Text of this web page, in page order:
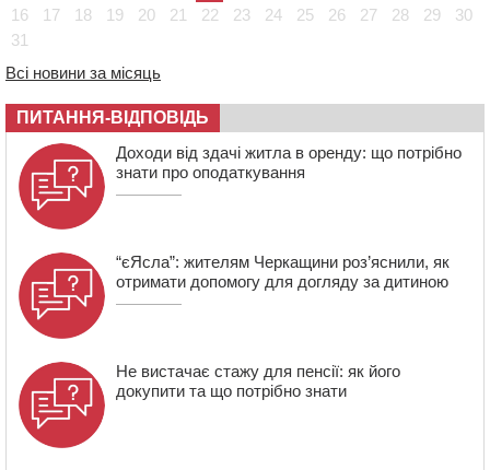
України
08:57
670 тис грн штрафу за незаконні зміни до договору
Мокрокалигірського психоневрологічного інтернату
07:23 Уманські міграційники видворили з країни грузина,
який відсидів термін у колонії
16
17 18 19 20 21 22 23 24 25 26 27 28 29
30
31
Всі новини за місяць
ПИТАННЯ-ВІДПОВІДЬ
Доходи від здачі житла в оренду: що потрібно
знати про оподаткування
“єЯсла”: жителям Черкащини роз’яснили, як
отримати допомогу для догляду за дитиною
Не вистачає стажу для пенсії: як його
докупити та що потрібно знати